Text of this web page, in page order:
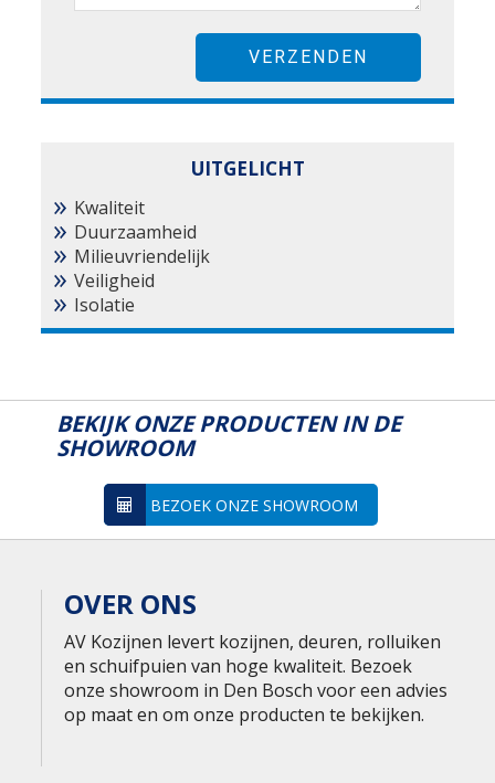
UITGELICHT
Kwaliteit
Duurzaamheid
Milieuvriendelijk
Veiligheid
Isolatie
BEKIJK ONZE PRODUCTEN IN DE
SHOWROOM
BEZOEK ONZE SHOWROOM
OVER ONS
AV Kozijnen levert kozijnen, deuren, rolluiken
en schuifpuien van hoge kwaliteit. Bezoek
onze showroom in Den Bosch voor een advies
op maat en om onze producten te bekijken.